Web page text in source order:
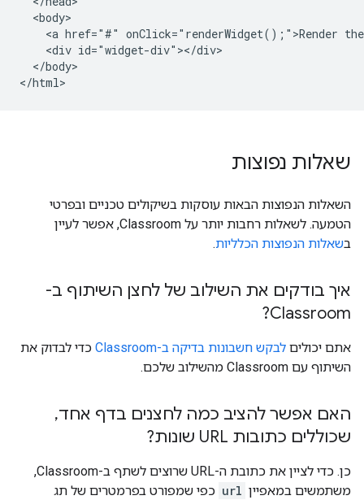
  <body>
<a href="#" onClick="renderWidget();">Render
    <div id="widget-div"></div>
  </body>
שאלות נפוצות
השאלות הנפוצות הבאות עוסקות בשיקולים טכניים ובפרטי
הטמעה. לשאלות רחבות יותר על Classroom, אפשר לעיין
בשאלות הנפוצות הכלליות.
איך בודקים את השילוב של לחצן השיתוף ב-
Classroom?
אתם יכולים לבקש חשבונות בדיקה ב-Classroom
כדי לבדוק את
השיתוף עם Classroom מהשילוב שלכם.
האם אפשר להציב כמה לחצנים בדף אחד,
שכוללים כתובות URL שונות?
כן. כדי לציין את כתובת ה-URL שרוצים לשתף ב-Classroom,
משתמשים במאפיין url כפי שמפורט בפרמטרים של תג